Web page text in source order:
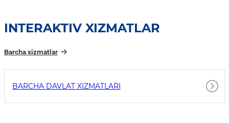
INTERAKTIV XIZMATLAR
Barcha xizmatlar
BARCHA DAVLAT XIZMATLARI